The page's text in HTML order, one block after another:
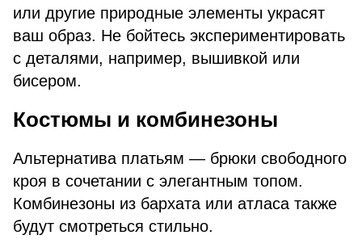
или другие природные элементы украсят
ваш образ. Не бойтесь экспериментировать
с деталями, например, вышивкой или
бисером.
Костюмы и комбинезоны
Альтернатива платьям — брюки свободного
кроя в сочетании с элегантным топом.
Комбинезоны из бархата или атласа также
будут смотреться стильно.